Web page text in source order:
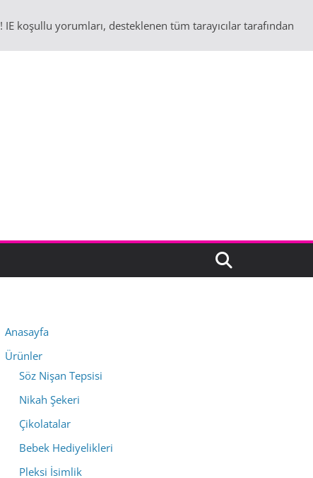
! IE koşullu yorumları, desteklenen tüm tarayıcılar tarafından
Anasayfa
Ürünler
Söz Nişan Tepsisi
Nikah Şekeri
Çikolatalar
Bebek Hediyelikleri
Pleksi İsimlik